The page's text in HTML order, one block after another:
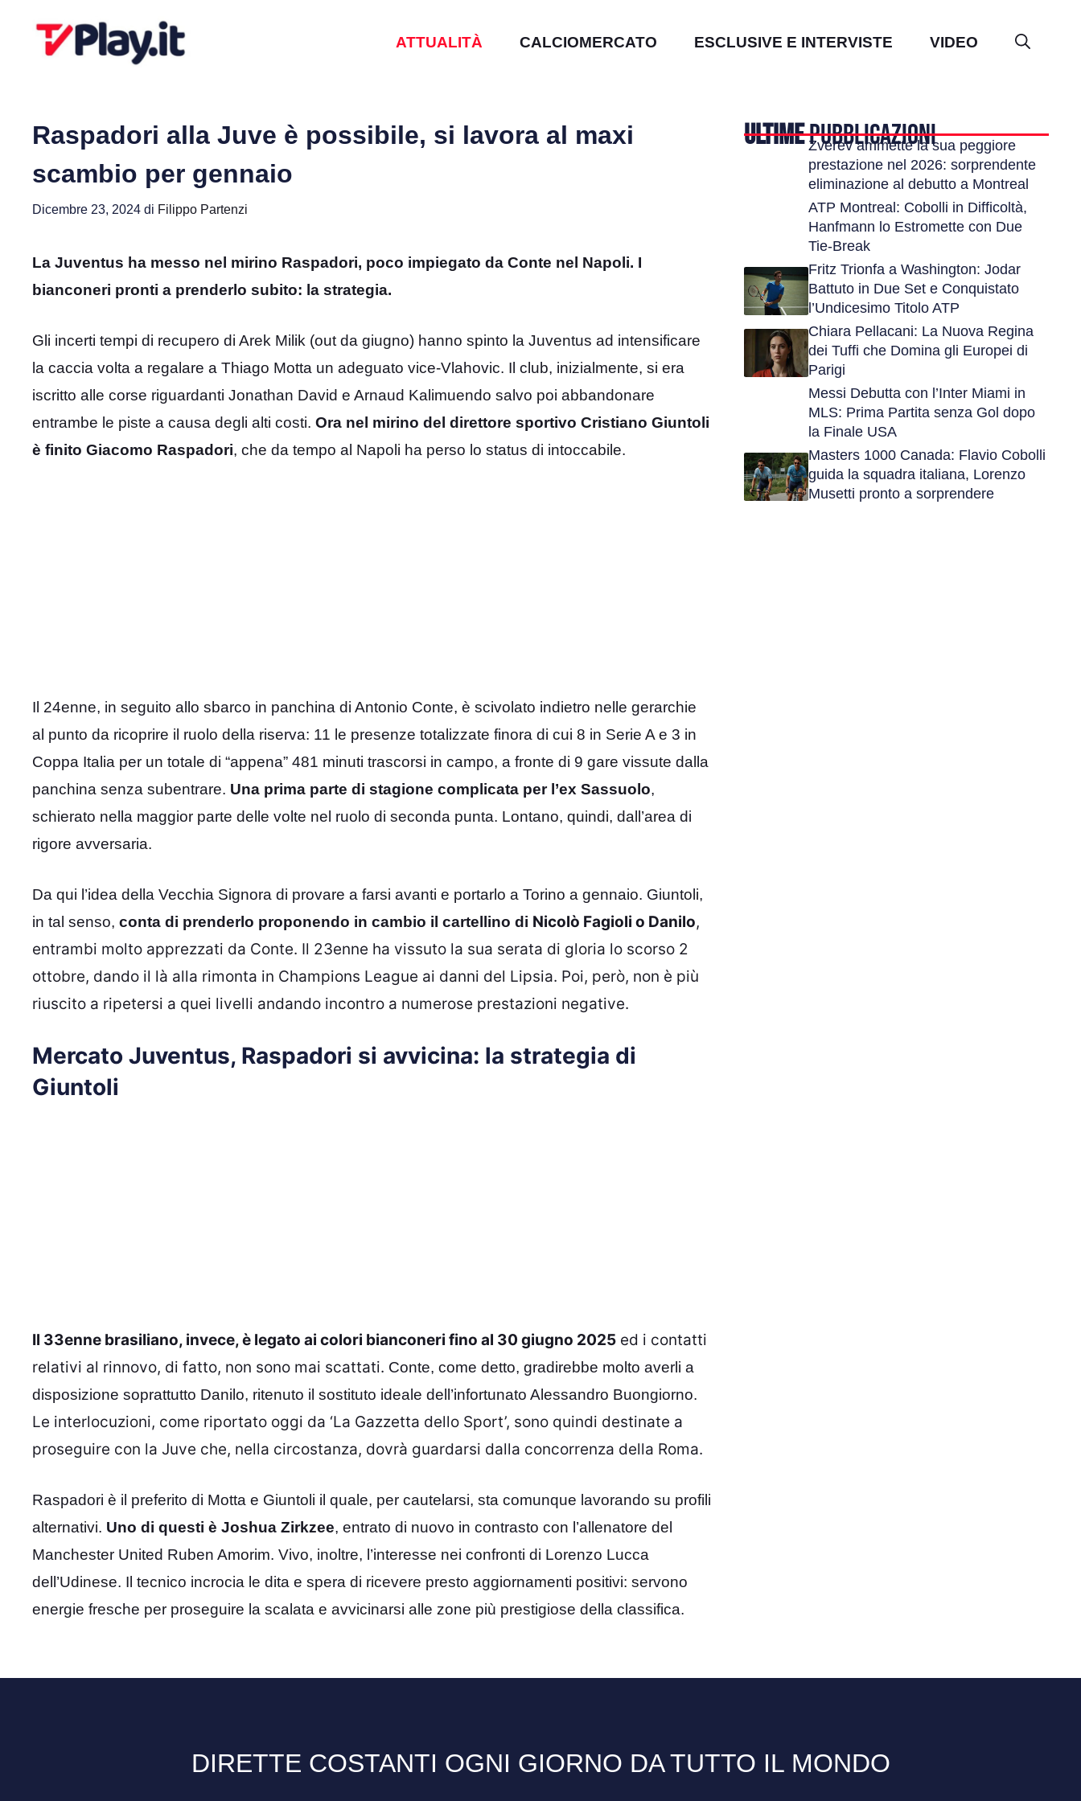
ATTUALITÀ CALCIOMERCATO ESCLUSIVE E INTERVISTE VIDEO
Raspadori alla Juve è possibile, si lavora al maxi
scambio per gennaio
Dicembre 23, 2024 di Filippo Partenzi
La Juventus ha messo nel mirino Raspadori, poco impiegato da Conte nel Napoli. I
bianconeri pronti a prenderlo subito: la strategia.
Gli incerti tempi di recupero di Arek Milik (out da giugno) hanno spinto la Juventus ad intensificare
la caccia volta a regalare a Thiago Motta un adeguato vice-Vlahovic. Il club, inizialmente, si era
iscritto alle corse riguardanti Jonathan David e Arnaud Kalimuendo salvo poi abbandonare
entrambe le piste a causa degli alti costi. Ora nel mirino del direttore sportivo Cristiano Giuntoli
è finito Giacomo Raspadori, che da tempo al Napoli ha perso lo status di intoccabile.
Il 24enne, in seguito allo sbarco in panchina di Antonio Conte, è scivolato indietro nelle gerarchie
al punto da ricoprire il ruolo della riserva: 11 le presenze totalizzate finora di cui 8 in Serie A e 3 in
Coppa Italia per un totale di “appena” 481 minuti trascorsi in campo, a fronte di 9 gare vissute dalla
panchina senza subentrare. Una prima parte di stagione complicata per l’ex Sassuolo,
schierato nella maggior parte delle volte nel ruolo di seconda punta. Lontano, quindi, dall’area di
rigore avversaria.
Da qui l’idea della Vecchia Signora di provare a farsi avanti e portarlo a Torino a gennaio. Giuntoli,
in tal senso, conta di prenderlo proponendo in cambio il cartellino di Nicolò Fagioli o Danilo,
entrambi molto apprezzati da Conte. Il 23enne ha vissuto la sua serata di gloria lo scorso 2
ottobre, dando il là alla rimonta in Champions League ai danni del Lipsia. Poi, però, non è più
riuscito a ripetersi a quei livelli andando incontro a numerose prestazioni negative.
Mercato Juventus, Raspadori si avvicina: la strategia di
Giuntoli
Il 33enne brasiliano, invece, è legato ai colori bianconeri fino al 30 giugno 2025 ed i contatti
relativi al rinnovo, di fatto, non sono mai scattati. Conte, come detto, gradirebbe molto averli a
disposizione soprattutto Danilo, ritenuto il sostituto ideale dell’infortunato Alessandro Buongiorno.
Le interlocuzioni, come riportato oggi da ‘La Gazzetta dello Sport’, sono quindi destinate a
proseguire con la Juve che, nella circostanza, dovrà guardarsi dalla concorrenza della Roma.
Raspadori è il preferito di Motta e Giuntoli il quale, per cautelarsi, sta comunque lavorando su profili
alternativi. Uno di questi è Joshua Zirkzee, entrato di nuovo in contrasto con l’allenatore del
Manchester United Ruben Amorim. Vivo, inoltre, l’interesse nei confronti di Lorenzo Lucca
dell’Udinese. Il tecnico incrocia le dita e spera di ricevere presto aggiornamenti positivi: servono
energie fresche per proseguire la scalata e avvicinarsi alle zone più prestigiose della classifica.
ULTIMEPUBBLICAZIONI
Zverev ammette la sua peggiore
prestazione nel 2026: sorprendente
eliminazione al debutto a Montreal
ATP Montreal: Cobolli in Difficoltà,
Hanfmann lo Estromette con Due
Tie-Break
Fritz Trionfa a Washington: Jodar
Battuto in Due Set e Conquistato
l’Undicesimo Titolo ATP
Chiara Pellacani: La Nuova Regina
dei Tuffi che Domina gli Europei di
Parigi
Messi Debutta con l’Inter Miami in
MLS: Prima Partita senza Gol dopo
la Finale USA
Masters 1000 Canada: Flavio Cobolli
guida la squadra italiana, Lorenzo
Musetti pronto a sorprendere
DIRETTE COSTANTI OGNI GIORNO DA TUTTO IL MONDO